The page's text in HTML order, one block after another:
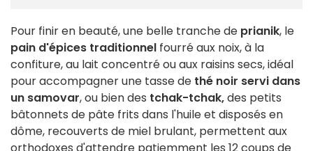
Pour finir en beauté, une belle tranche de prianik, le
pain d'épices traditionnel fourré aux noix, à la
confiture, au lait concentré ou aux raisins secs, idéal
pour accompagner une tasse de thé noir servi dans
un samovar, ou bien des tchak-tchak,des petits
bâtonnets de pâte frits dans l'huile et disposés en
dôme, recouverts de miel brulant, permettent aux